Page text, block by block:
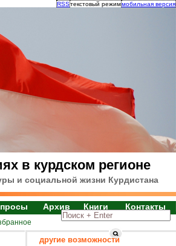
RSSтекстовый режиммобильная версия
в курдском регионе
и социальной жизни Курдистана
Архив Книги Контакты
другие возможности